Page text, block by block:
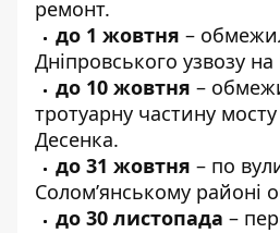
ремонт.
до 1 жовтня –
Дніпровського узвозу
до 10 жовтня –
тротуарну частину
Десенка.
до 31 жовтня – по
Солом’янському районі
до 30 листопада –